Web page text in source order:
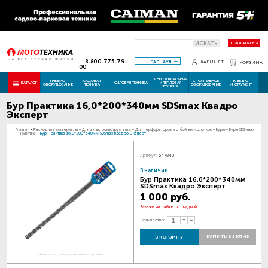
ИСКАТЬ СТАТУС РЕМОНТА
8-800-775-79-
00
БАРНАУЛ КАБИНЕТ КОРЗИНА
КАТАЛОГ ПНЕВМО
ОБОРУДОВАНИЕ
САДОВАЯ
ТЕХНИКА СИЛОВАЯ ТЕХНИКА
СНЕГОУБОРОЧНАЯ
И ТЕПЛОВАЯ
ТЕХНИКА
СТРОИТЕЛЬНОЕ
ОБОРУДОВАНИЕ
ЭЛЕКТРО
ИНСТРУМЕНТ
Бур Практика 16,0*200*340мм SDSmax Квадро
Эксперт
Главная - Расходные материалы - Для электроинструмента - Для перфораторов и отбойных молотков - Буры - Буры SDS-max
- Практика - Бур Практика 16,0*200*340мм SDSmax Квадро Эксперт
Наведите для увеличения картинки
Артикул: 647840
В наличии
Бур Практика 16,0*200*340мм
SDSmax Квадро Эксперт
1 000 руб.
Закажи на сайте со скидкой
Количество:
В КОРЗИНУ КУПИТЬ В 1 КЛИК